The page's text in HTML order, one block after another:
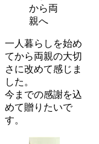
から両
親へ
一人暮らしを始め
てから両親の大切
さに改めて感じま
した。
今までの感謝を込
めて贈りたいで
す。